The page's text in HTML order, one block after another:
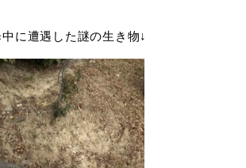
に遭遇した謎の生き物↓